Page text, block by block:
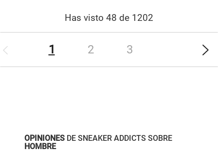
Has visto 48 de 1202
1 (current)
2 3
OPINIONES DE SNEAKER ADDICTS SOBRE
HOMBRE